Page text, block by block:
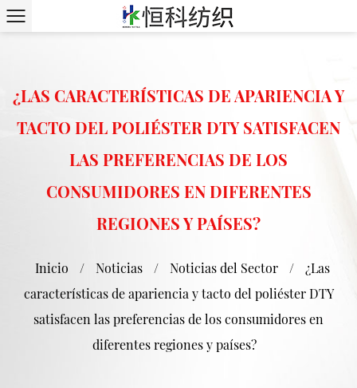
¿LAS CARACTERÍSTICAS DE APARIENCIA Y
TACTO DEL POLIÉSTER DTY SATISFACEN
LAS PREFERENCIAS DE LOS
CONSUMIDORES EN DIFERENTES
REGIONES Y PAÍSES?
Inicio / Noticias / Noticias del Sector /
¿Las
características de apariencia y tacto del poliéster DTY
satisfacen las preferencias de los consumidores en
diferentes regiones y países?